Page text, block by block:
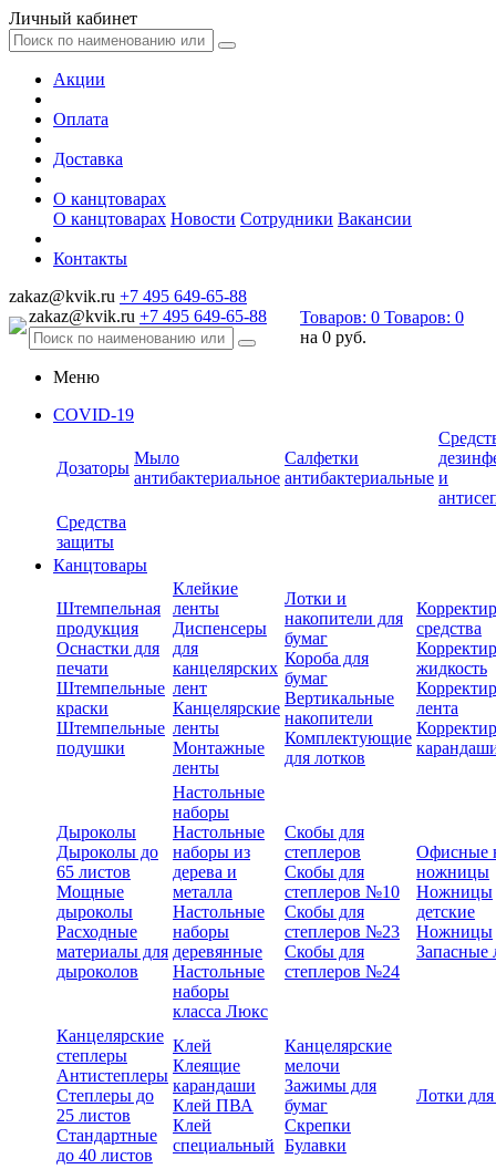
Личный кабинет
Акции
Оплата
Доставка
О канцтоварах
О канцтоварах Новости Сотрудники Вакансии
Контакты
zakaz@kvik.ru +7 495 649-65-88
zakaz@kvik.ru +7 495 649-65-88 Товаров: 0 Товаров: 0
на 0 руб.
Меню
COVID-19
Дозаторы
Мыло
антибактериальное
Салфетки
антибактериальные и
Средства
защиты
Канцтовары
Штемпельная
продукция
Оснастки для
печати
Штемпельные
краски
Штемпельные
подушки
Клейкие
ленты
Диспенсеры
для
канцелярских
лент
Канцелярские
ленты
Монтажные
ленты
Лотки и
накопители для
бумаг
Короба для
бумаг
Вертикальные
накопители
Комплектующие
для лотков
средства
жидкость
лента
Дыроколы
Дыроколы до
65 листов
Мощные
дыроколы
Расходные
материалы для
дыроколов
Настольные
наборы
Настольные
наборы из
дерева и
металла
Настольные
наборы
деревянные
Настольные
наборы
класса Люкс
Скобы для
степлеров
Скобы для
степлеров №10
Скобы для
степлеров №23
Скобы для
степлеров №24
Офисные
ножницы
Ножницы
детские
Ножницы
Запасные
Канцелярские
степлеры
Антистеплеры
Степлеры до
25 листов
Стандартные
до 40 листов
Клей
Клеящие
карандаши
Клей ПВА
Клей
специальный
Канцелярские
мелочи
Зажимы для
бумаг
Скрепки
Булавки
Лотки